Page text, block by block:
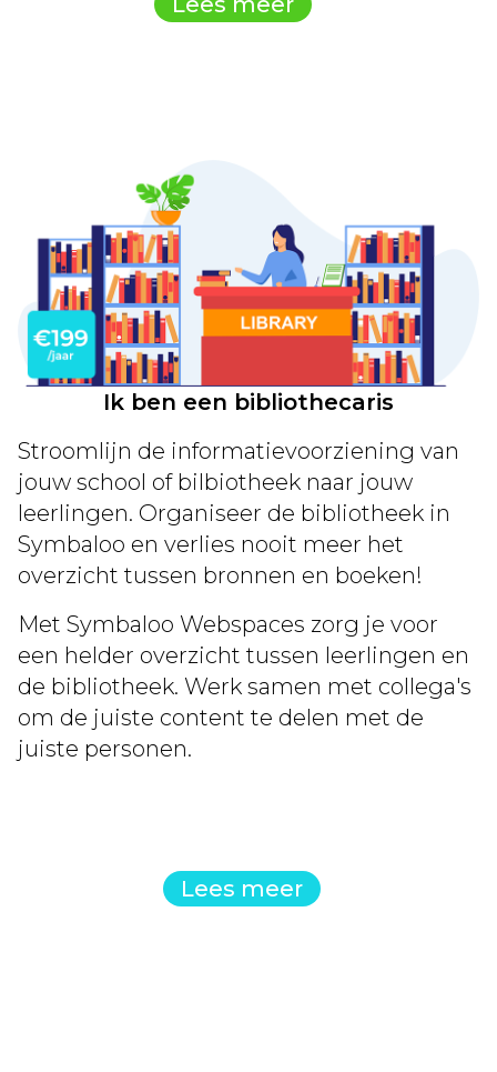
Ik ben een bibliothecaris
Stroomlijn de informatievoorziening van
jouw school of bilbiotheek naar jouw
leerlingen. Organiseer de bibliotheek in
Symbaloo en verlies nooit meer het
overzicht tussen bronnen en boeken!
Met Symbaloo Webspaces zorg je voor
een helder overzicht tussen leerlingen en
de bibliotheek. Werk samen met collega's
om de juiste content te delen met de
juiste personen.
Lees meer